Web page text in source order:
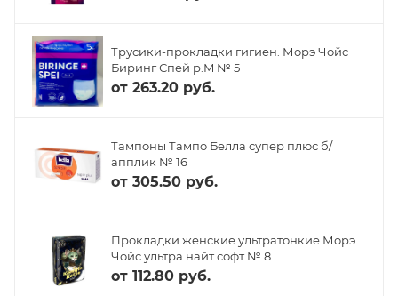
Трусики-прокладки гигиен. Морэ Чойс
Биринг Спей р.M № 5
от 263.20 руб.
Тампоны Тампо Белла супер плюс б/
апплик № 16
от 305.50 руб.
Прокладки женские ультратонкие Морэ
Чойс ультра найт софт № 8
от 112.80 руб.